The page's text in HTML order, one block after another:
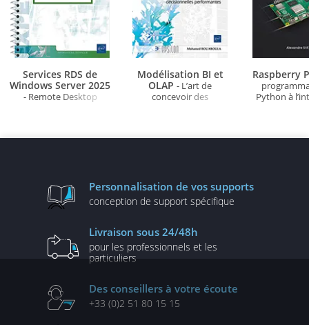
Services RDS de
Windows Server 2025
- Remote Desktop
Modélisation BI et
OLAP - L’art de
concevoir des
Raspberry
Python à
Personnalisation de vos supports
conception de support spécifique
Livraison sous 24/48h
pour les professionnels et les
particuliers
Des conseillers à votre écoute
+33 (0)2 51 80 15 15